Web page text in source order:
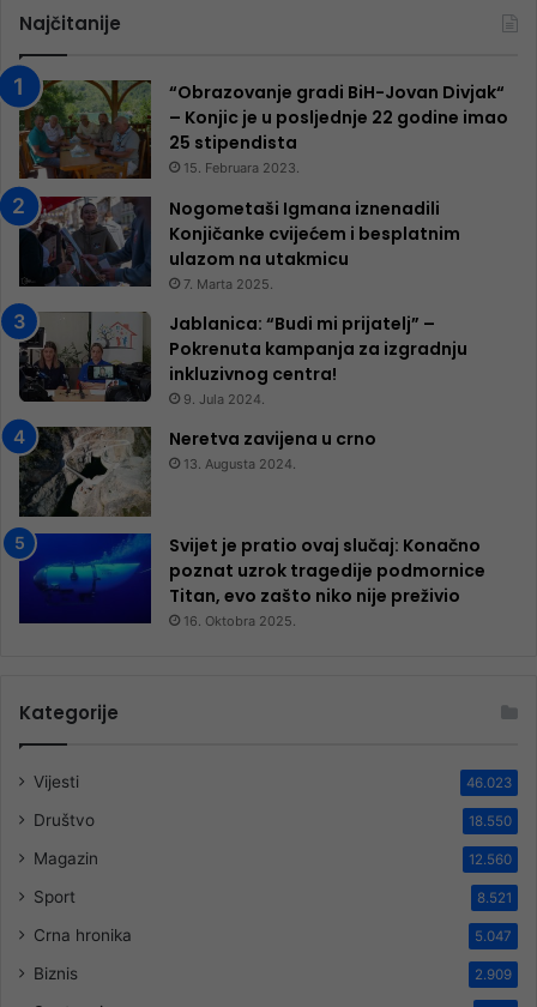
Najčitanije
“Obrazovanje gradi BiH-Jovan Divjak“
– Konjic je u posljednje 22 godine imao
25 ​​stipendista
15. Februara 2023.
Nogometaši Igmana iznenadili
Konjičanke cvijećem i besplatnim
ulazom na utakmicu
7. Marta 2025.
Jablanica: “Budi mi prijatelj” –
Pokrenuta kampanja za izgradnju
inkluzivnog centra!
9. Jula 2024.
Neretva zavijena u crno
13. Augusta 2024.
Svijet je pratio ovaj slučaj: Konačno
poznat uzrok tragedije podmornice
Titan, evo zašto niko nije preživio
16. Oktobra 2025.
Kategorije
Vijesti 46.023
Društvo 18.550
Magazin 12.560
Sport 8.521
Crna hronika 5.047
Biznis 2.909